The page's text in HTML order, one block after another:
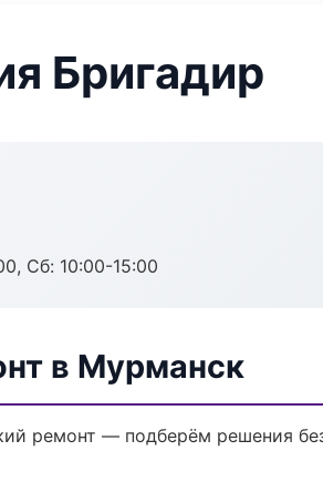
Бригадир
Сб: 10:00-15:00
в Мурманск
ремонт — подберём решения